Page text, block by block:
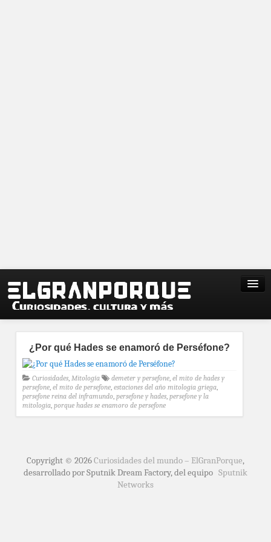
¿Por qué Hades se enamoró de Perséfone?
Curiosidades, Mitología demeter y persefone, el mito de hades y
persefone, el mito de persefone, estaciones del año mitologia griega,
persefone reina del inframundo, persefone y hades, persefone y la
mitologia, porque hades se enamoro de persefone
Copyright © 2026Curiosidades del mundo – ElGranPorque,
desarrollado por Sputnik Dream Factory, del equipo Sputnik
Networks